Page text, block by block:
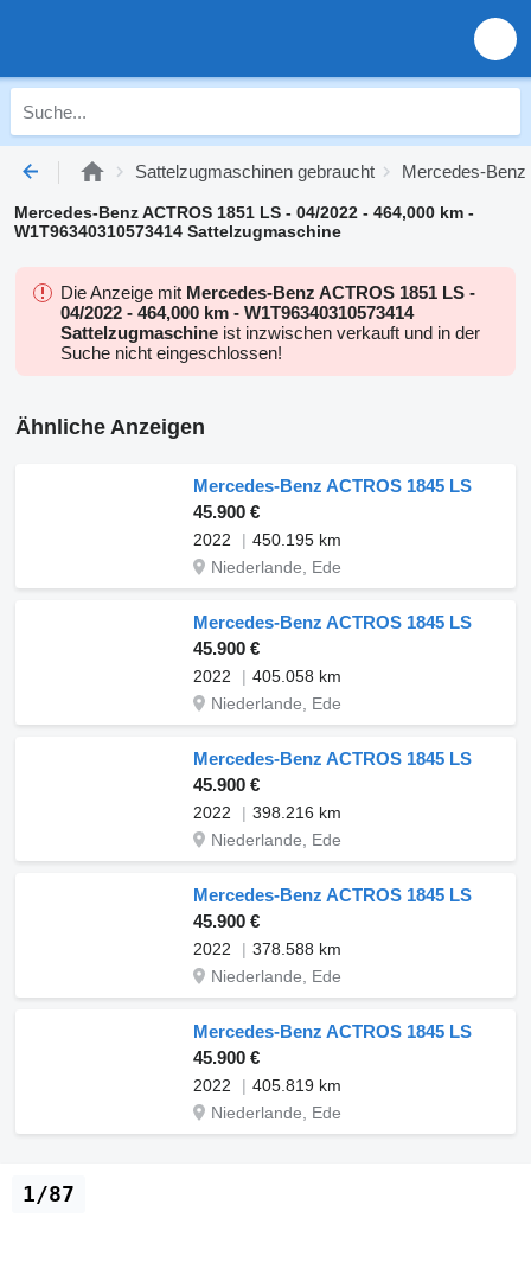
Sattelzugmaschinen gebraucht Mercedes-
Mercedes-Benz ACTROS 1851 LS - 04/2022 - 464,000 km -
W1T96340310573414 Sattelzugmaschine
Die Anzeige mit Mercedes-Benz ACTROS 1851 LS -
04/2022 - 464,000 km - W1T96340310573414
Sattelzugmaschine ist inzwischen verkauft und in der
Suche nicht eingeschlossen!
Ähnliche Anzeigen
Mercedes-Benz ACTROS 1845 LS
45.900 €
2022
450.195 km
Niederlande, Ede
Mercedes-Benz ACTROS 1845 LS
45.900 €
2022
405.058 km
Niederlande, Ede
Mercedes-Benz ACTROS 1845 LS
45.900 €
2022
398.216 km
Niederlande, Ede
Mercedes-Benz ACTROS 1845 LS
45.900 €
2022
378.588 km
Niederlande, Ede
Mercedes-Benz ACTROS 1845 LS
45.900 €
2022
405.819 km
Niederlande, Ede
1/87